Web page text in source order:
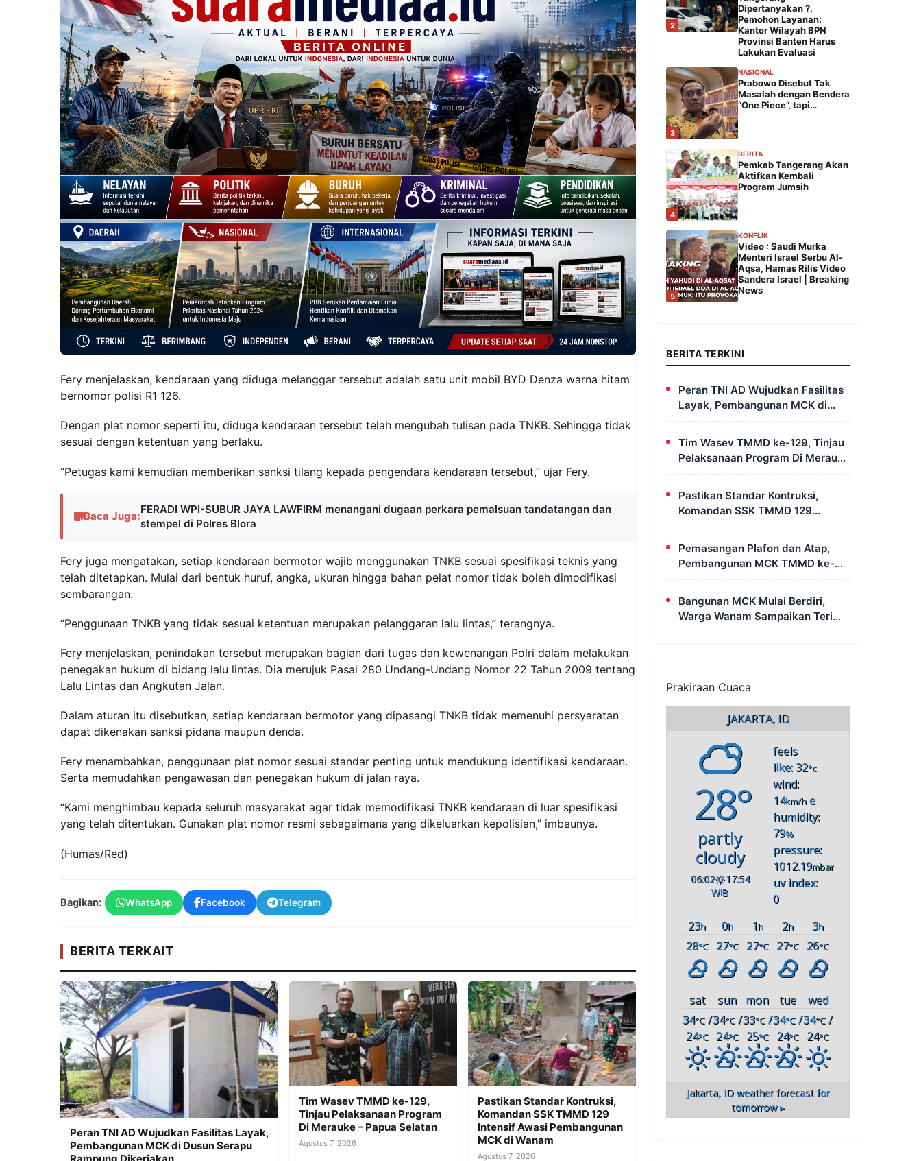
Fery menjelaskan, kendaraan yang diduga melanggar tersebut adalah satu unit mobil BYD Denza warna hitam
bernomor polisi R1 126.
Dengan plat nomor seperti itu, diduga kendaraan tersebut telah mengubah tulisan pada TNKB. Sehingga tidak
sesuai dengan ketentuan yang berlaku.
“Petugas kami kemudian memberikan sanksi tilang kepada pengendara kendaraan tersebut,” ujar Fery.
Baca Juga:
FERADI WPI-SUBUR JAYA LAWFIRM menangani dugaan perkara pemalsuan tandatangan dan
stempel di Polres Blora
Fery juga mengatakan, setiap kendaraan bermotor wajib menggunakan TNKB sesuai spesifikasi teknis yang
telah ditetapkan. Mulai dari bentuk huruf, angka, ukuran hingga bahan pelat nomor tidak boleh dimodifikasi
sembarangan.
“Penggunaan TNKB yang tidak sesuai ketentuan merupakan pelanggaran lalu lintas,” terangnya.
Fery menjelaskan, penindakan tersebut merupakan bagian dari tugas dan kewenangan Polri dalam melakukan
penegakan hukum di bidang lalu lintas. Dia merujuk Pasal 280 Undang-Undang Nomor 22 Tahun 2009 tentang
Lalu Lintas dan Angkutan Jalan.
Dalam aturan itu disebutkan, setiap kendaraan bermotor yang dipasangi TNKB tidak memenuhi persyaratan
dapat dikenakan sanksi pidana maupun denda.
Fery menambahkan, penggunaan plat nomor sesuai standar penting untuk mendukung identifikasi kendaraan.
Serta memudahkan pengawasan dan penegakan hukum di jalan raya.
“Kami menghimbau kepada seluruh masyarakat agar tidak memodifikasi TNKB kendaraan di luar spesifikasi
yang telah ditentukan. Gunakan plat nomor resmi sebagaimana yang dikeluarkan kepolisian,” imbaunya.
(Humas/Red)
Bagikan: WhatsApp Facebook Telegram
BERITA TERKAIT
Peran TNI AD Wujudkan Fasilitas Layak,
Pembangunan MCK di Dusun Serapu
Rampung Dikerjakan
Tim Wasev TMMD ke-129,
Tinjau Pelaksanaan Program
Di Merauke – Papua Selatan
Agustus 7, 2026
Pastikan Standar Kontruksi,
Komandan SSK TMMD 129
Intensif Awasi Pembangunan
MCK di Wanam
Agustus 7, 2026
2
Dipertanyakan ?,
Pemohon Layanan:
Kantor Wilayah BPN
Provinsi Banten Harus
Lakukan Evaluasi
3
NASIONAL
Prabowo Disebut Tak
Masalah dengan Bendera
“One Piece”, tapi…
4
BERITA
Pemkab Tangerang Akan
Aktifkan Kembali
Program Jumsih
5
KONFLIK
Video : Saudi Murka
Menteri Israel Serbu Al-
Aqsa, Hamas Rilis Video
Sandera Israel | Breaking
News
BERITA TERKINI
Peran TNI AD Wujudkan Fasilitas
Layak, Pembangunan MCK di
Dusun Serapu Rampung
Dikerjakan
Tim Wasev TMMD ke-129, Tinjau
Pelaksanaan Program Di Merauke
– Papua Selatan
Pastikan Standar Kontruksi,
Komandan SSK TMMD 129
Intensif Awasi Pembangunan
Pemasangan Plafon dan Atap,
Pembangunan MCK TMMD ke-
129 di Kampung Wanam Hampir
Bangunan MCK Mulai Berdiri,
Warga Wanam Sampaikan Terima
Prakiraan Cuaca
JAKARTA, ID
28°
partly
cloudy
06:02
17:54
WIB
feels
like: 32°c
wind:
14km/h e
humidity:
79%
pressure:
1012.19mbar
uv index:
0
23h 0h 1h 2h 3h
28°C 27°C 27°C 27°C 26°C
sat sun mon tue
wed
34°C/
24°C
34°C/
24°C
33°C/
25°C
34°C/
24°C
34°C /
24°C
Jakarta, IDweather forecast for
tomorrow ▸